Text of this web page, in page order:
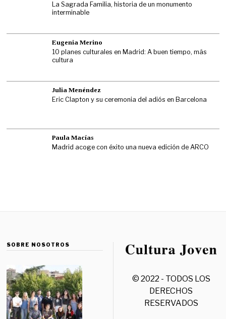
La Sagrada Familia, historia de un monumento
interminable
Eugenia Merino
10 planes culturales en Madrid: A buen tiempo, más
cultura
Julia Menéndez
Eric Clapton y su ceremonia del adiós en Barcelona
Paula Macías
Madrid acoge con éxito una nueva edición de ARCO
SOBRE NOSOTROS
© 2022 - TODOS LOS
DERECHOS
RESERVADOS